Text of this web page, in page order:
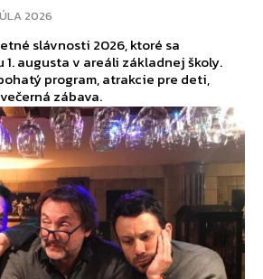
2026
slávnosti 2026, ktoré sa
augusta v areáli základnej školy.
program, atrakcie pre deti,
zábava.